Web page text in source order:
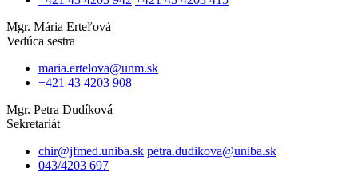
Mgr. Mária Erteľová
Vedúca sestra
maria.ertelova@unm.sk
+421 43 4203 908
Mgr. Petra Dudíková
Sekretariát
chir@jfmed.uniba.sk petra.dudikova@uniba.sk
043/4203 697